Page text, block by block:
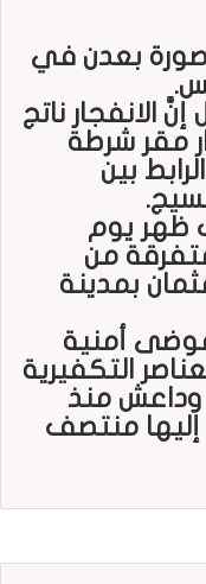
بعدن في
الانفجار ناتج
مقر شرطة
بين
ظهر يوم
من
بمدينة
أمنية
التكفيرية
وداعش منذ
إليها منتصف